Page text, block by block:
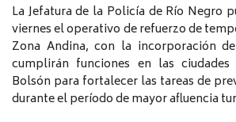
La Jefatura de la Policía de Río Negro
viernes el operativo de refuerzo de
Zona Andina, con la incorporación
cumplirán funciones en las
Bolsón para fortalecer las tareas de
durante el período de mayor afluencia